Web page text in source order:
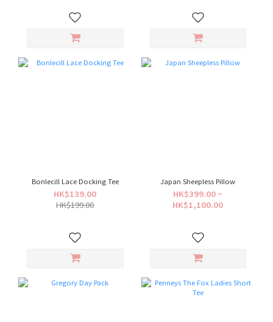
Bonlecill Lace Docking Tee
HK$139.00
HK$199.00
Japan Sheepless Pillow
HK$399.00 ~
HK$1,100.00